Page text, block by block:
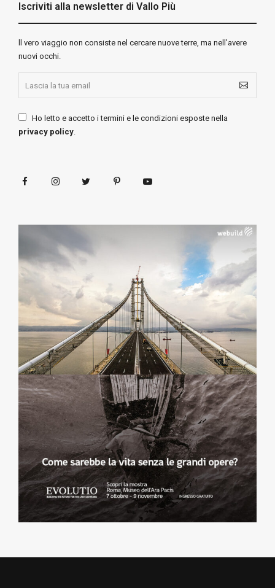
Iscriviti alla newsletter di Vallo Più
ll vero viaggio non consiste nel cercare nuove terre, ma nell’avere
nuovi occhi.
Ho letto e accetto i termini e le condizioni esposte nella
privacy policy.